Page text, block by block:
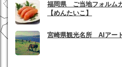
福岡県 ご当地フォルム
【めんたいこ】
宮崎県観光名所 AIアー